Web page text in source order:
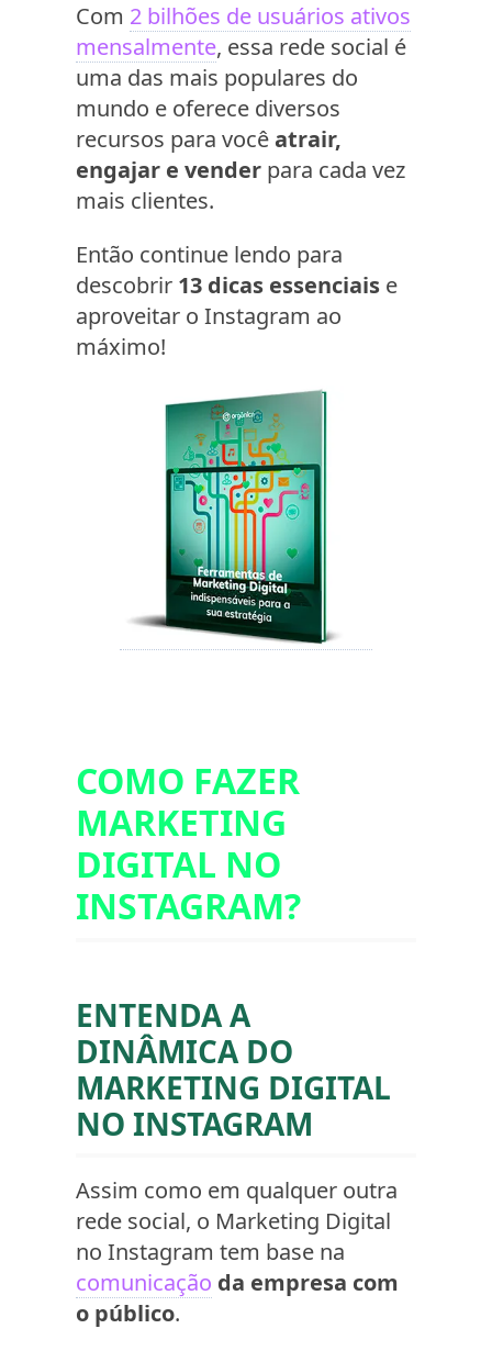
Com 2 bilhões de usuários ativos
mensalmente, essa rede social é
uma das mais populares do
mundo e oferece diversos
recursos para vocêatrair,
engajar e vender para cada vez
mais clientes.
Então continue lendo para
descobrir 13 dicas essenciais e
aproveitar o Instagram ao
máximo!
COMO FAZER
MARKETING
DIGITAL NO
INSTAGRAM?
ENTENDA A
DINÂMICA DO
MARKETING DIGITAL
NO INSTAGRAM
Assim como em qualquer outra
rede social, o Marketing Digital
no Instagram tem base na
comunicação da empresa com
o público.